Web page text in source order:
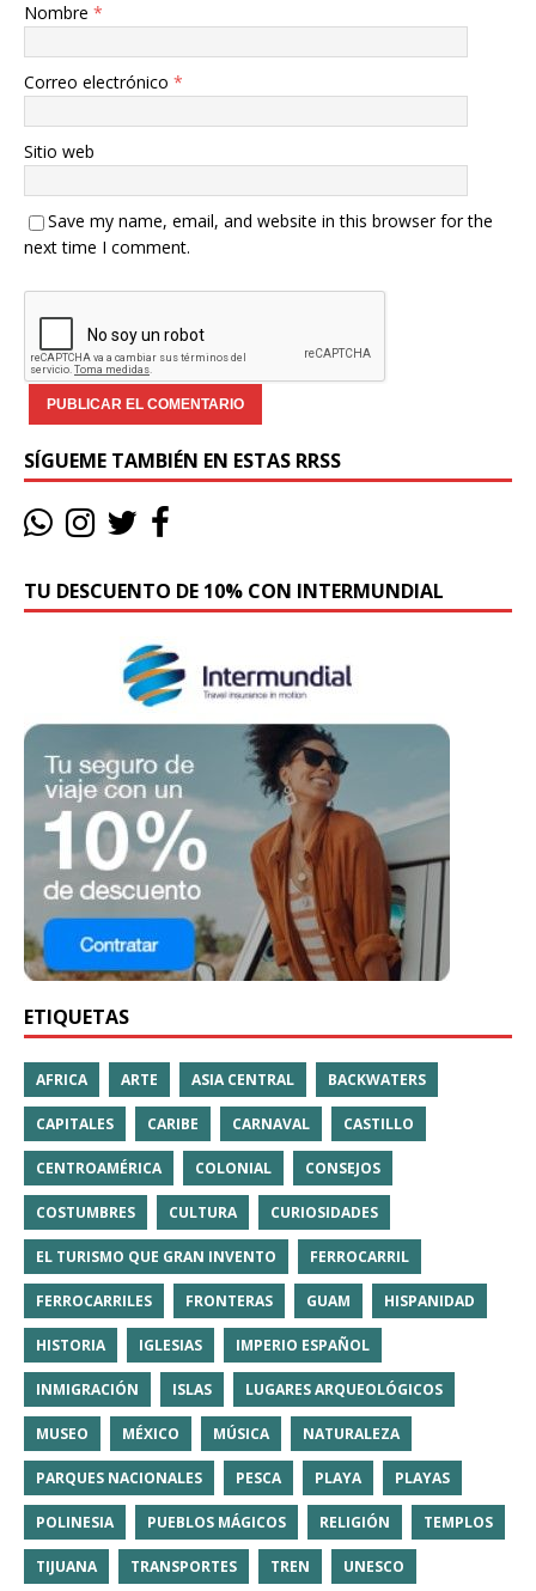
Nombre *
Correo electrónico *
Sitio web
Save my name, email, and website in this browser for the
next time I comment.
SÍGUEME TAMBIÉN EN ESTAS RRSS
TU DESCUENTO DE 10% CON INTERMUNDIAL
ETIQUETAS
AFRICA ARTE ASIA CENTRAL BACKWATERS
CAPITALES CARIBE CARNAVAL CASTILLO
CENTROAMÉRICA COLONIAL CONSEJOS
COSTUMBRES CULTURA CURIOSIDADES
EL TURISMO QUE GRAN INVENTO FERROCARRIL
FERROCARRILES FRONTERAS GUAM HISPANIDAD
HISTORIA IGLESIAS IMPERIO ESPAÑOL
INMIGRACIÓN ISLAS LUGARES ARQUEOLÓGICOS
MUSEO MÉXICO MÚSICA NATURALEZA
PARQUES NACIONALES PESCA PLAYA PLAYAS
POLINESIA PUEBLOS MÁGICOS RELIGIÓN TEMPLOS
TIJUANA TRANSPORTES TREN UNESCO